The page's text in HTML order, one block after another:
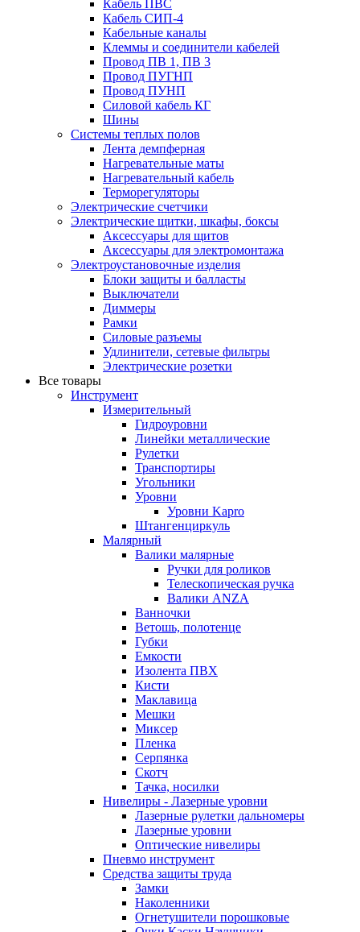
Кабель ПВС
Кабель СИП-4
Кабельные каналы
Клеммы и соединители кабелей
Провод ПВ 1, ПВ 3
Провод ПУГНП
Провод ПУНП
Силовой кабель КГ
Шины
Системы теплых полов
Лента демпферная
Нагревательные маты
Нагревательный кабель
Терморегуляторы
Электрические счетчики
Электрические щитки, шкафы, боксы
Аксессуары для щитов
Аксессуары для электромонтажа
Электроустановочные изделия
Блоки защиты и балласты
Выключатели
Диммеры
Рамки
Силовые разъемы
Удлинители, сетевые фильтры
Электрические розетки
Все товары
Инструмент
Измерительный
Гидроуровни
Линейки металлические
Рулетки
Транспортиры
Угольники
Уровни
Уровни Kapro
Штангенциркуль
Малярный
Валики малярные
Ручки для роликов
Телескопическая ручка
Валики ANZA
Ванночки
Ветошь, полотенце
Губки
Емкости
Изолента ПВХ
Кисти
Маклавица
Мешки
Миксер
Пленка
Серпянка
Скотч
Тачка, носилки
Нивелиры - Лазерные уровни
Лазерные рулетки дальномеры
Лазерные уровни
Оптические нивелиры
Пневмо инструмент
Средства защиты труда
Замки
Наколенники
Огнетушители порошковые